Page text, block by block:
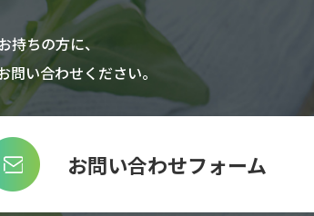
いただくために、氏名、住所、連絡
品、およびそれらの代金などに関
る場合やユーザーに商品を送付した
を利用する目的
ちの方に、
問い合わせください。
お問い合わせフォーム